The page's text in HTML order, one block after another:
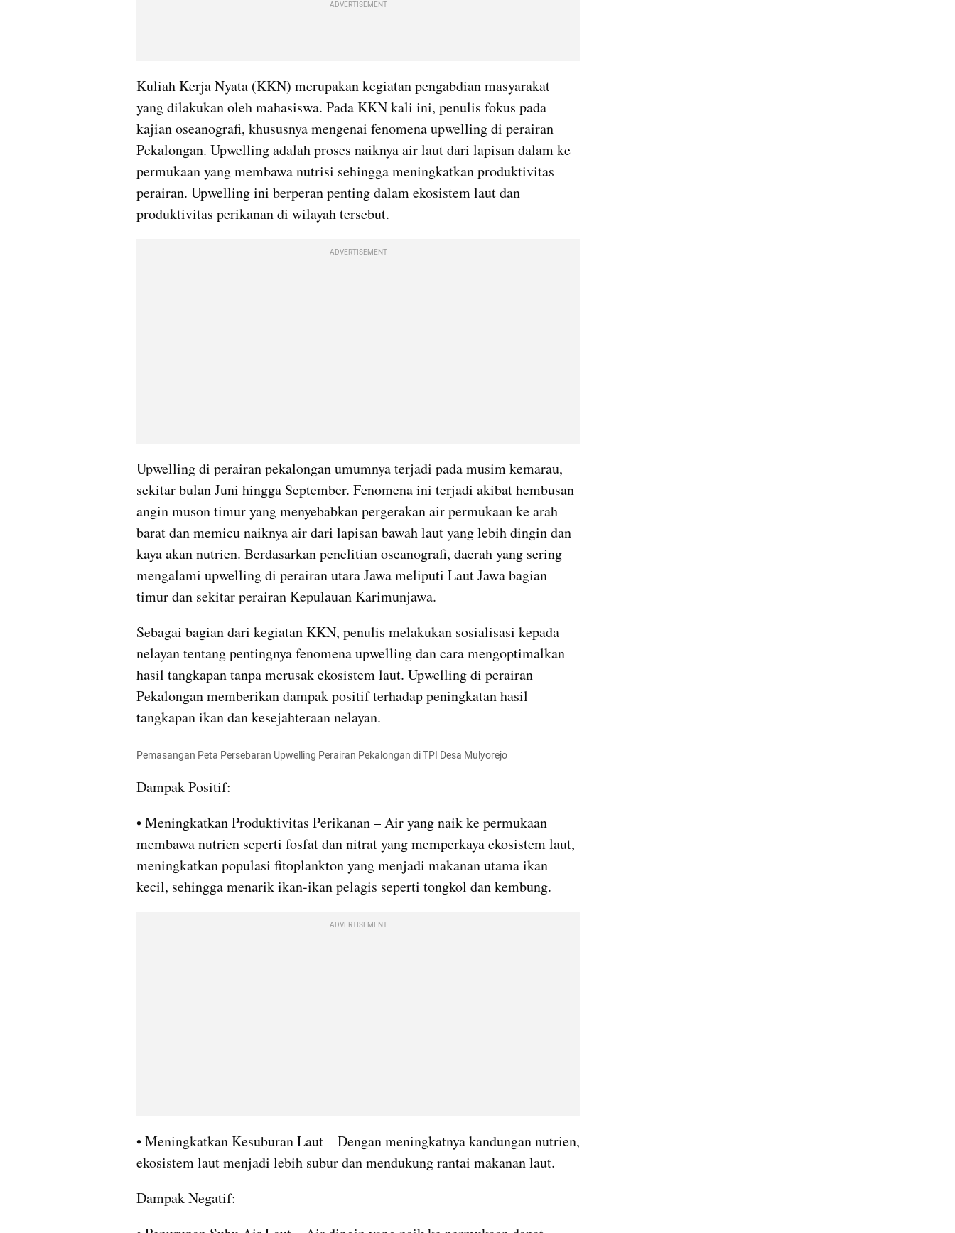
ADVERTISEMENT
Kuliah Kerja Nyata (KKN) merupakan kegiatan pengabdian masyarakat
yang dilakukan oleh mahasiswa. Pada KKN kali ini, penulis fokus pada
kajian oseanografi, khususnya mengenai fenomena upwelling di perairan
Pekalongan. Upwelling adalah proses naiknya air laut dari lapisan dalam ke
permukaan yang membawa nutrisi sehingga meningkatkan produktivitas
perairan. Upwelling ini berperan penting dalam ekosistem laut dan
produktivitas perikanan di wilayah tersebut.
ADVERTISEMENT
Upwelling di perairan pekalongan umumnya terjadi pada musim kemarau,
sekitar bulan Juni hingga September. Fenomena ini terjadi akibat hembusan
angin muson timur yang menyebabkan pergerakan air permukaan ke arah
barat dan memicu naiknya air dari lapisan bawah laut yang lebih dingin dan
kaya akan nutrien. Berdasarkan penelitian oseanografi, daerah yang sering
mengalami upwelling di perairan utara Jawa meliputi Laut Jawa bagian
timur dan sekitar perairan Kepulauan Karimunjawa.
Sebagai bagian dari kegiatan KKN, penulis melakukan sosialisasi kepada
nelayan tentang pentingnya fenomena upwelling dan cara mengoptimalkan
hasil tangkapan tanpa merusak ekosistem laut. Upwelling di perairan
Pekalongan memberikan dampak positif terhadap peningkatan hasil
tangkapan ikan dan kesejahteraan nelayan.
Pemasangan Peta Persebaran Upwelling Perairan Pekalongan di TPI Desa Mulyorejo
Dampak Positif:
• Meningkatkan Produktivitas Perikanan – Air yang naik ke permukaan
membawa nutrien seperti fosfat dan nitrat yang memperkaya ekosistem laut,
meningkatkan populasi fitoplankton yang menjadi makanan utama ikan
kecil, sehingga menarik ikan-ikan pelagis seperti tongkol dan kembung.
ADVERTISEMENT
• Meningkatkan Kesuburan Laut – Dengan meningkatnya kandungan nutrien,
ekosistem laut menjadi lebih subur dan mendukung rantai makanan laut.
Dampak Negatif: